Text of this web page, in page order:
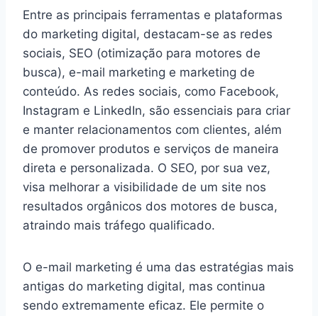
Entre as principais ferramentas e plataformas
do marketing digital, destacam-se as redes
sociais, SEO (otimização para motores de
busca), e-mail marketing e marketing de
conteúdo. As redes sociais, como Facebook,
Instagram e LinkedIn, são essenciais para criar
e manter relacionamentos com clientes, além
de promover produtos e serviços de maneira
direta e personalizada. O SEO, por sua vez,
visa melhorar a visibilidade de um site nos
resultados orgânicos dos motores de busca,
atraindo mais tráfego qualificado.
O e-mail marketing é uma das estratégias mais
antigas do marketing digital, mas continua
sendo extremamente eficaz. Ele permite o